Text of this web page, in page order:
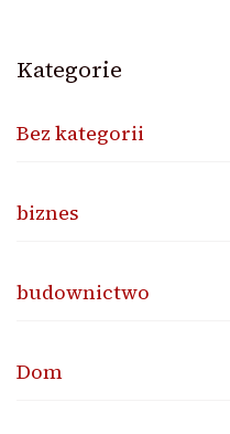
Kategorie
Bez kategorii
biznes
budownictwo
Dom